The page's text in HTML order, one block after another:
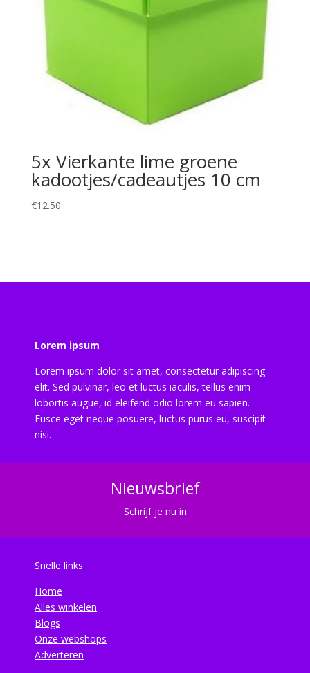
5x Vierkante lime groene
kadootjes/cadeautjes 10 cm
€12.50
Lorem ipsum
Lorem ipsum dolor sit amet, consectetur adipiscing
elit. Sed pulvinar, leo et luctus iaculis, tellus enim
lobortis augue, id eleifend odio lorem eu sapien.
Fusce eget neque posuere, luctus purus eu, suscipit
nisi.
Nieuwsbrief
Schrijf je nu in
Snelle links
Home
Alles winkelen
Blogs
Onze webshops
Adverteren